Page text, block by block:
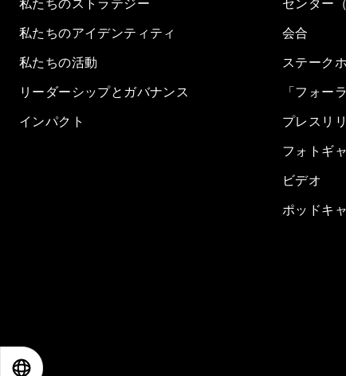
私たちのストラテジー
私たちのアイデンティティ
私たちの活動
リーダーシップとガバナンス
インパクト
センター
会合
ステーク
「フォー
プレスリ
フォトギ
ビデオ
ポッドキ